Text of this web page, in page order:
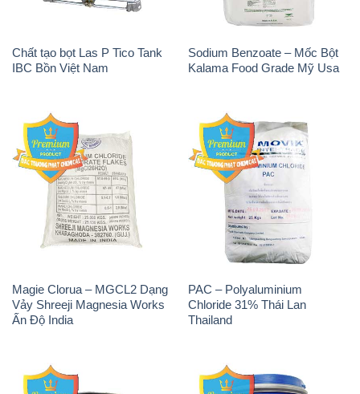
Chất tạo bọt Las P Tico Tank
IBC Bồn Việt Nam
Sodium Benzoate – Mốc Bột
Kalama Food Grade Mỹ Usa
Magie Clorua – MGCL2 Dạng
Vảy Shreeji Magnesia Works
Ấn Độ India
PAC – Polyaluminium
Chloride 31% Thái Lan
Thailand